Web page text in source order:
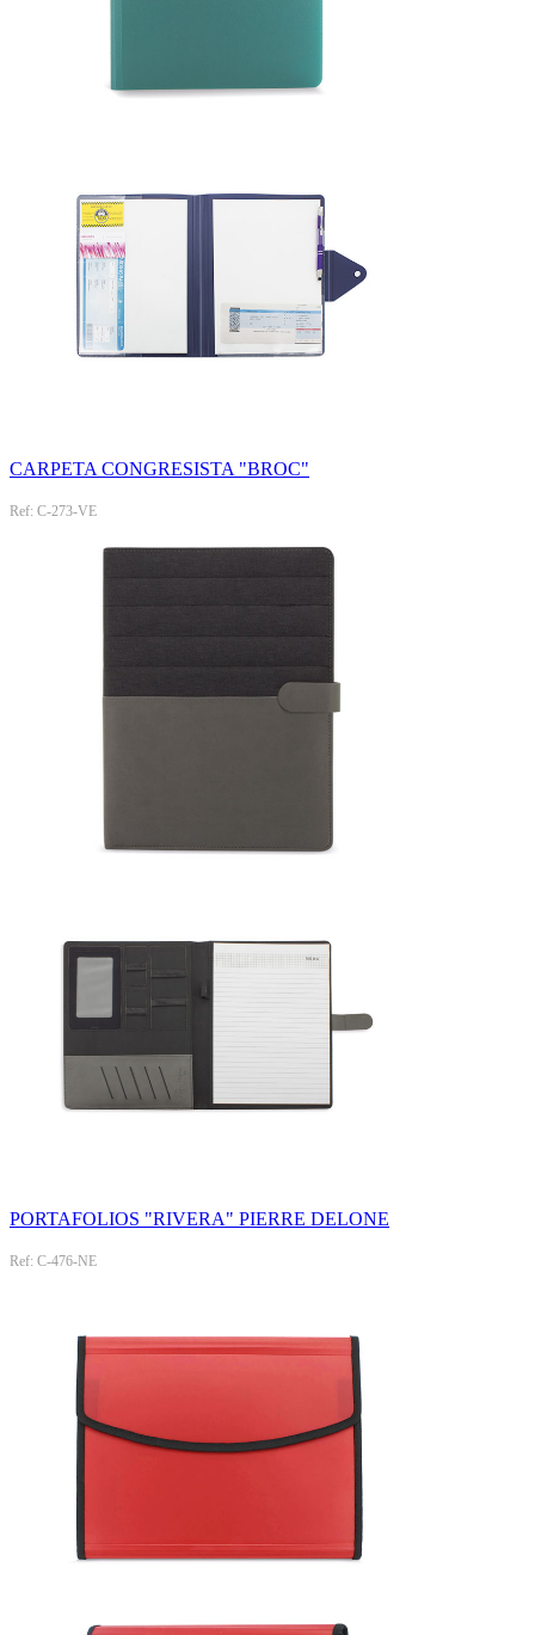
CARPETA CONGRESISTA "BROC"
Ref: C-273-VE
PORTAFOLIOS "RIVERA" PIERRE DELONE
Ref: C-476-NE